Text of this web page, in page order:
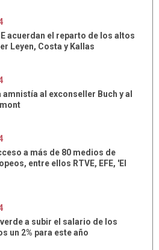
acuerdan el reparto de los altos
Leyen, Costa y Kallas
amnistía al exconseller Buch y al
a más de 80 medios de
entre ellos RTVE, EFE, 'El
a subir el salario de los
un 2% para este año